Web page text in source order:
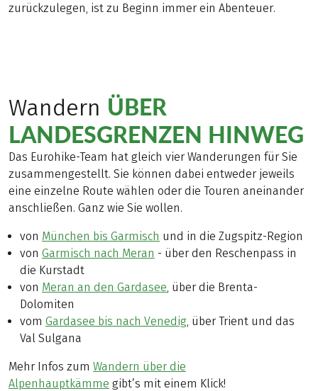
zurückzulegen, ist zu Beginn immer ein Abenteuer.
Wandern ÜBER
LANDESGRENZEN HINWEG
Das Eurohike-Team hat gleich vier Wanderungen für Sie
zusammengestellt. Sie können dabei entweder jeweils
eine einzelne Route wählen oder die Touren aneinander
anschließen. Ganz wie Sie wollen.
von München bis Garmisch und in die Zugspitz-Region
von Garmisch nach Meran - über den Reschenpass in
die Kurstadt
von Meran an den Gardasee , über die Brenta-
Dolomiten
vom Gardasee bis nach Venedig , über Trient und das
Val Sulgana
Mehr Infos zum Wandern über die
Alpenhauptkämme gibt’s mit einem Klick!